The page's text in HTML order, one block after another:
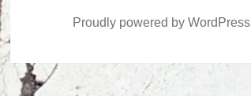
Proudly powered by WordPress